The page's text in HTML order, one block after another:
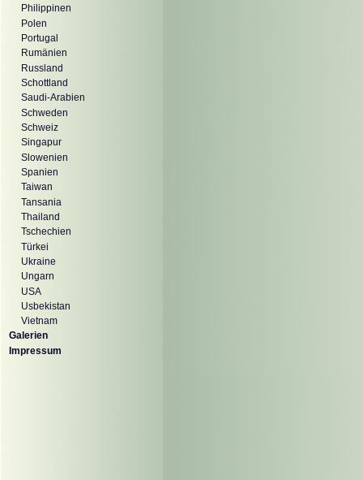
Philippinen
Polen
Portugal
Rumänien
Russland
Schottland
Saudi-Arabien
Schweden
Schweiz
Singapur
Slowenien
Spanien
Taiwan
Tansania
Thailand
Tschechien
Türkei
Ukraine
Ungarn
USA
Usbekistan
Vietnam
Galerien
Impressum